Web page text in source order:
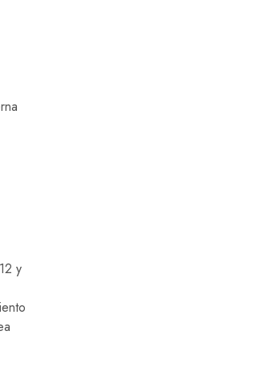
y